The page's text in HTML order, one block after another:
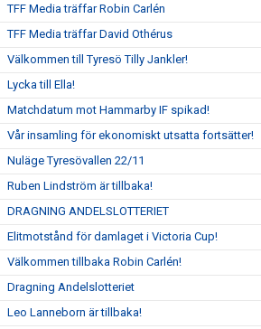
TFF Media träffar Robin Carlén
TFF Media träffar David Othérus
Välkommen till Tyresö Tilly Jankler!
Lycka till Ella!
Matchdatum mot Hammarby IF spikad!
Vår insamling för ekonomiskt utsatta fortsätter!
Nuläge Tyresövallen 22/11
Ruben Lindström är tillbaka!
DRAGNING ANDELSLOTTERIET
Elitmotstånd för damlaget i Victoria Cup!
Välkommen tillbaka Robin Carlén!
Dragning Andelslotteriet
Leo Lanneborn är tillbaka!